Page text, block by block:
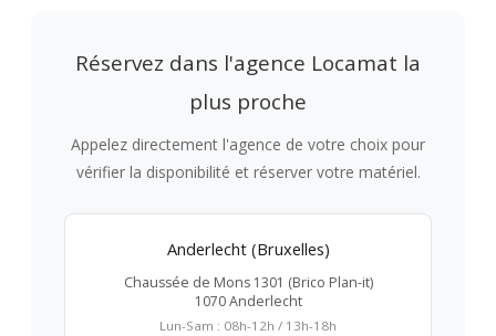
Réservez dans l'agence Locamat la
plus proche
Appelez directement l'agence de votre choix pour
vérifier la disponibilité et réserver votre matériel.
Anderlecht (Bruxelles)
Chaussée de Mons 1301 (Brico Plan-it)
1070 Anderlecht
Lun-Sam : 08h-12h / 13h-18h